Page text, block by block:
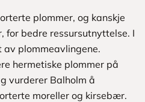
plommer, og kanskje
for bedre ressursutnyttelse. I
plommeavlingene.
hermetiske plommer på
vurderer Balholm å
moreller og kirsebær.